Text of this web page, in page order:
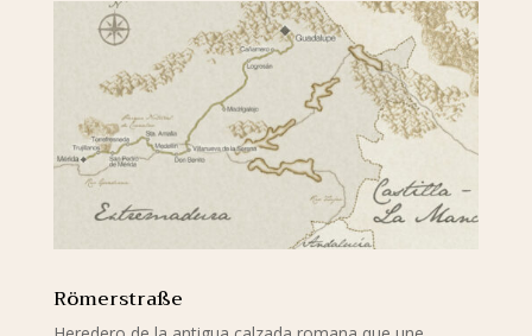
Römerstraße